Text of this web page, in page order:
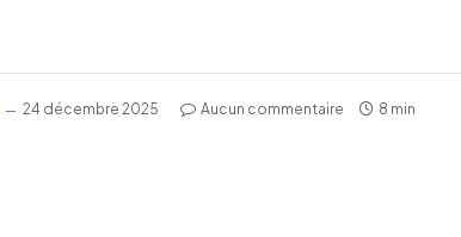
24 décembre 2025 Aucun commentaire 8 min